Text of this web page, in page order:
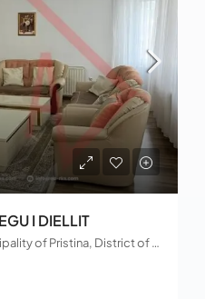
I DIELLIT
Bregu i Diellit, Pristina, Municipality of Pristina, District of Prishtina, 10060, Kosovo